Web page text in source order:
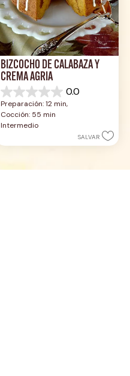
BIZCOCHO DE CALABAZA Y
CREMA AGRIA
0.0
0.0
de
5
estrellas.
Preparación: 12 min,
Cocción: 55 min
Intermedio
SALVAR